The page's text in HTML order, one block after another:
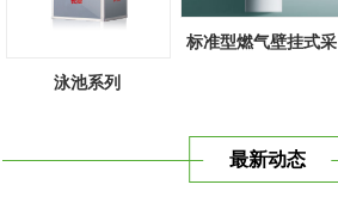
泳池系列
标准型燃气壁挂式采
最新动态